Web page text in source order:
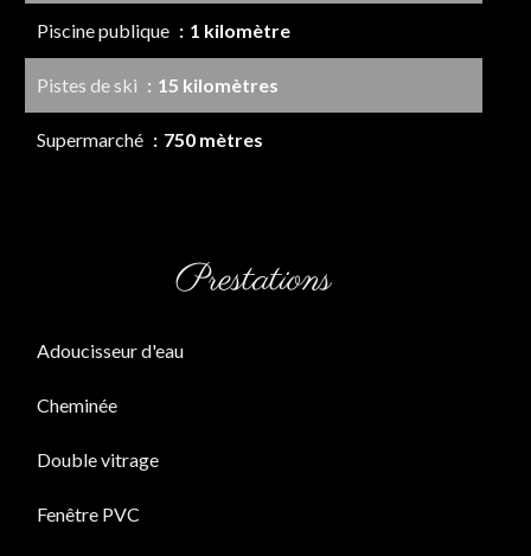
Piscine publique 1 kilomètre
Pistes de ski 15 kilomètres
Supermarché 750 mètres
Prestations
Adoucisseur d'eau
Cheminée
Double vitrage
Fenêtre PVC